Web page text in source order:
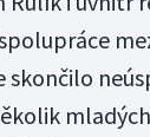
skončilo